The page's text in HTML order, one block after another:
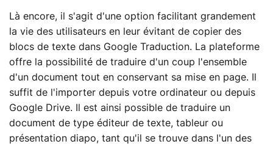
Là encore, il s'agit d'une option facilitant grandement
la vie des utilisateurs en leur évitant de copier des
blocs de texte dans Google Traduction. La plateforme
offre la possibilité de traduire d'un coup l'ensemble
d'un document tout en conservant sa mise en page. Il
suffit de l'importer depuis votre ordinateur ou depuis
Google Drive. Il est ainsi possible de traduire un
document de type éditeur de texte, tableur ou
présentation diapo, tant qu'il se trouve dans l'un des